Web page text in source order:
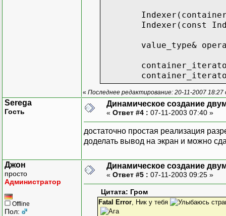
Indexer(const
value_type&
private:
container_type*
};
template <class
ostream&
for(; begin !=
return os;
}
« Последнее редактирование: 20-11-2007 18:27
Serega
Гость
Динамическое создание
« Ответ #4 : 07-11-2003 07:40 »
достаточно простая реализация
доделать вывод на экран и можно
Джон
просто
Администратор
Offline
Пол:
Динамическое создание
« Ответ #5 : 07-11-2003 09:25 »
Цитата: Гром
Fatal Error, Ник у тебя